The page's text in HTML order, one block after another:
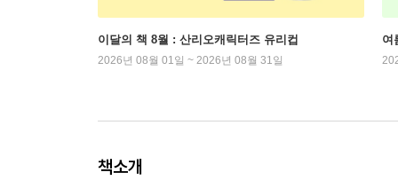
이달의 책 8월 : 산리오캐릭터즈 유리컵
2026년 08월 01일 ~ 2026년 08월 31일
여
책소개